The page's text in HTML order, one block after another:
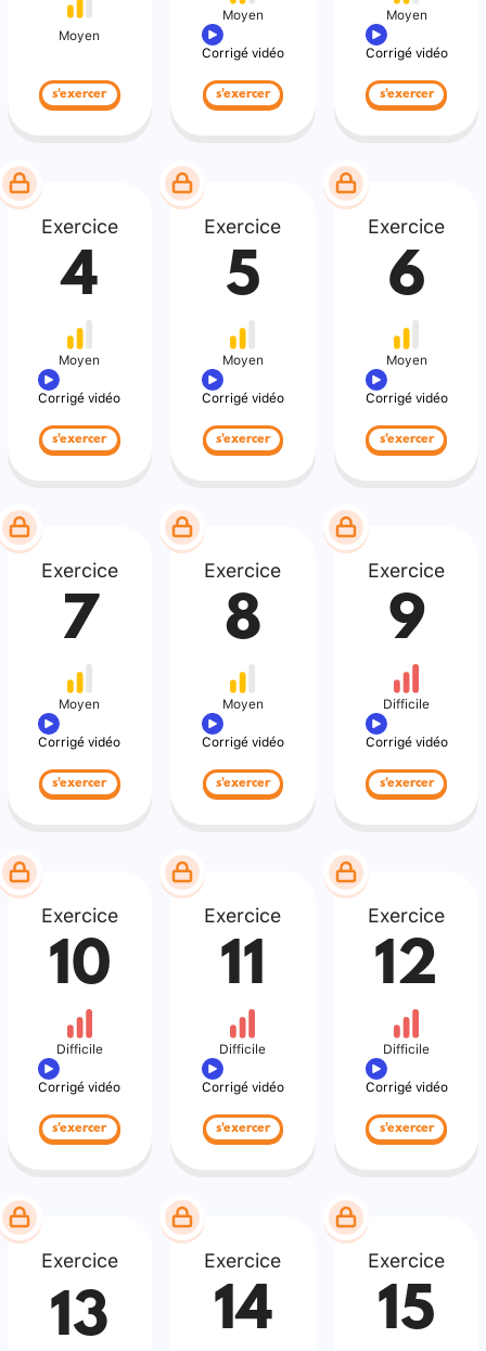
Moyen
s'exercer
Moyen
Corrigé vidéo
s'exercer
Moyen
Corrigé vidéo
s'exercer
Exercice
4
Moyen
Corrigé vidéo
s'exercer
Exercice
5
Moyen
Corrigé vidéo
s'exercer
Exercice
6
Moyen
Corrigé vidéo
s'exercer
Exercice
7
Moyen
Corrigé vidéo
s'exercer
Exercice
8
Moyen
Corrigé vidéo
s'exercer
Exercice
9
Difficile
Corrigé vidéo
s'exercer
Exercice
10
Difficile
Corrigé vidéo
s'exercer
Exercice
11
Difficile
Corrigé vidéo
s'exercer
Exercice
12
Difficile
Corrigé vidéo
s'exercer
Exercice
13
Exercice
14
Exercice
15